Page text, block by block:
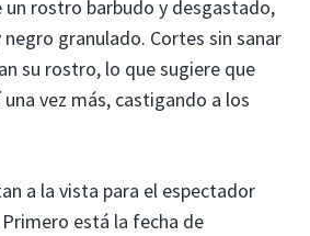
un rostro barbudo y desgastado,
granulado. Cortes sin sanar
su rostro, lo que sugiere que
vez más, castigando a los
a la vista para el espectador
está la fecha de